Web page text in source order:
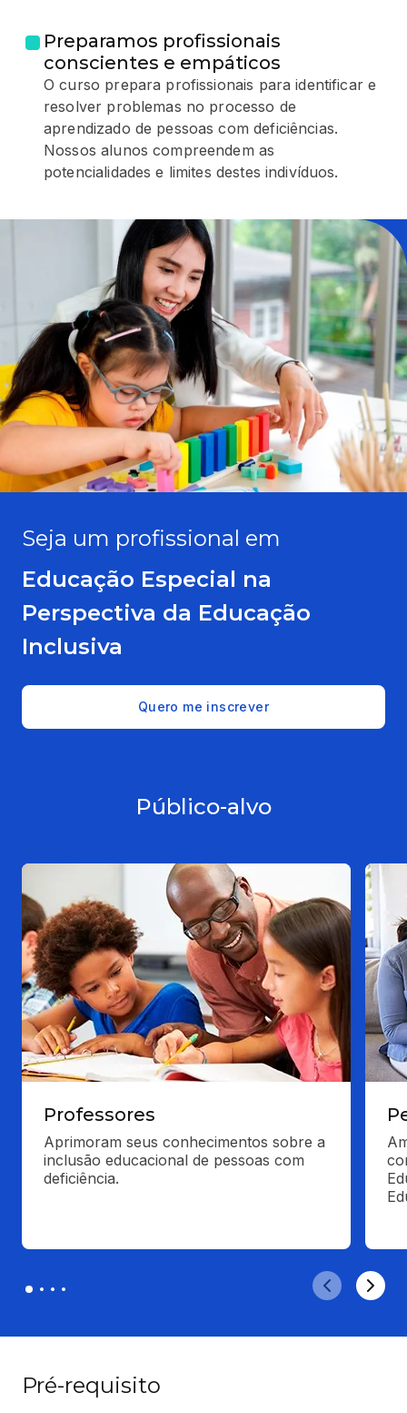
Preparamos profissionais
conscientes e empáticos
O curso prepara profissionais para identificar e
resolver problemas no processo de
aprendizado de pessoas com deficiências.
Nossos alunos compreendem as
potencialidades e limites destes indivíduos.
Seja um profissional em
Educação Especial na
Perspectiva da Educação
Inclusiva
Quero me inscrever
Público-alvo
Professores
Aprimoram seus conhecimentos sobre a
inclusão educacional de pessoas com
deficiência.
Pré-requisito